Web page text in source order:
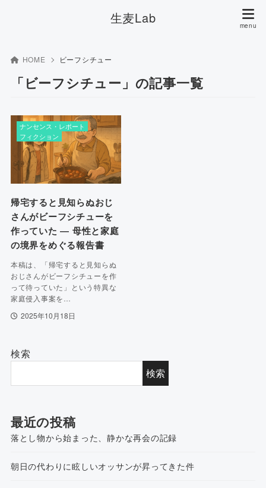
生麦Lab
HOME ビーフシチュー
「ビーフシチュー」の記事一覧
帰宅すると見知らぬおじ
さんがビーフシチューを
作っていた ― 母性と家庭
の境界をめぐる報告書
本稿は、「帰宅すると見知らぬ
おじさんがビーフシチューを作
って待っていた」という特異な
家庭侵入事案を…
2025年10月18日
ナンセンス・レポート
フィクション
検索
検索
最近の投稿
落とし物から始まった、静かな再会の記録
朝日の代わりに眩しいオッサンが昇ってきた件